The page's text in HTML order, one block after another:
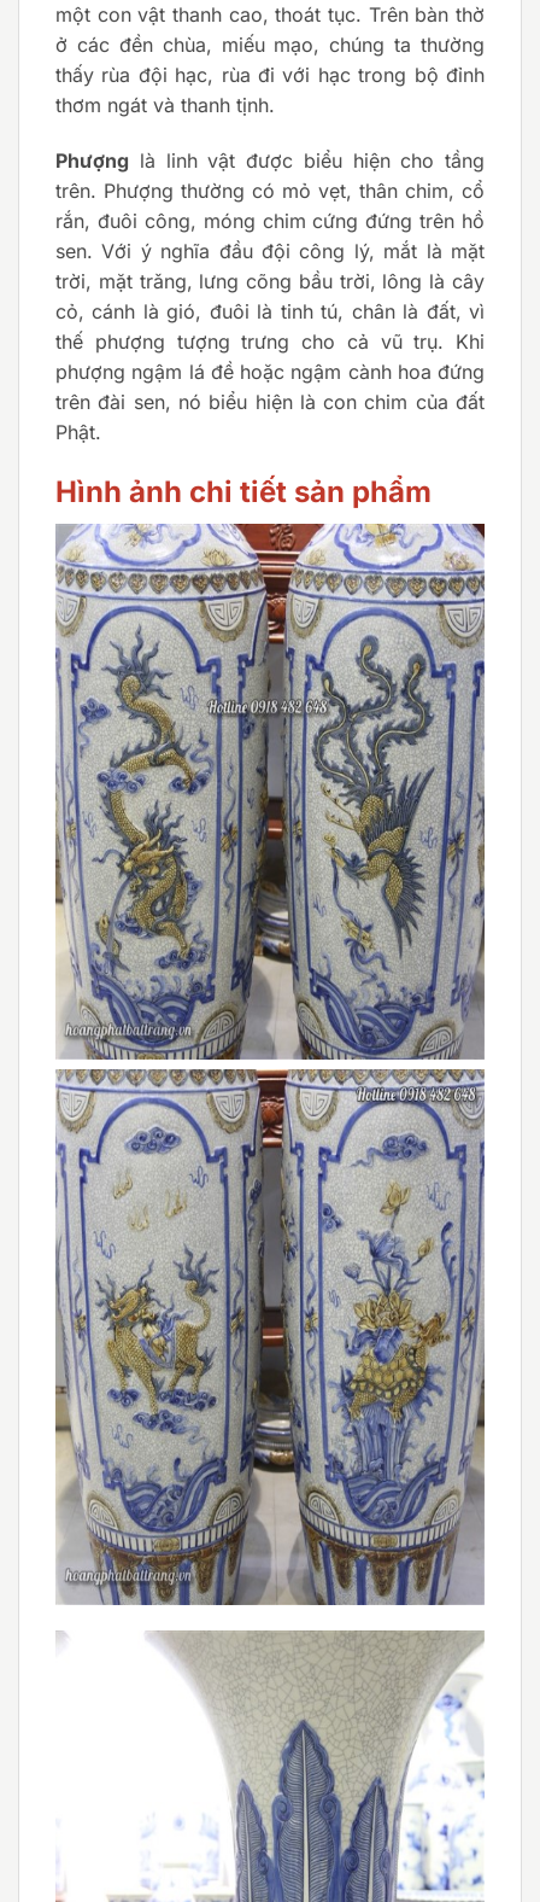
một con vật thanh cao, thoát tục. Trên bàn thờ
ở các đền chùa, miếu mạo, chúng ta thường
thấy rùa đội hạc, rùa đi với hạc trong bộ đỉnh
thơm ngát và thanh tịnh.
Phượng là linh vật được biểu hiện cho tầng
trên. Phượng thường có mỏ vẹt, thân chim, cổ
rắn, đuôi công, móng chim cứng đứng trên hồ
sen. Với ý nghĩa đầu đội công lý, mắt là mặt
trời, mặt trǎng, lưng cõng bầu trời, lông là cây
cỏ, cánh là gió, đuôi là tinh tú, chân là đất, vì
thế phượng tượng trưng cho cả vũ trụ. Khi
phượng ngậm lá đề hoặc ngậm cành hoa đứng
trên đài sen, nó biểu hiện là con chim của đất
Phật.
Hình ảnh chi tiết sản phẩm